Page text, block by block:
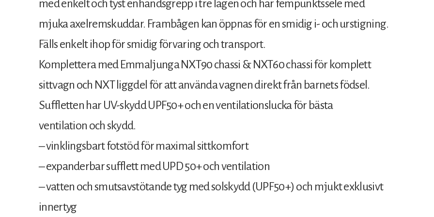
med enkelt och tyst enhandsgrepp i tre lägen och har fempunktssele med
mjuka axelremskuddar. Frambågen kan öppnas för en smidig i- och urstigning.
Fälls enkelt ihop för smidig förvaring och transport.
Komplettera med Emmaljunga NXT90 chassi & NXT60 chassi för komplett
sittvagn och NXT liggdel för att använda vagnen direkt från barnets födsel.
Suffletten har UV-skydd UPF50+ och en ventilationslucka för bästa
ventilation och skydd.
– vinklingsbart fotstöd för maximal sittkomfort
– expanderbar sufflett med UPD 50+ och ventilation
– vatten och smutsavstötande tyg med solskydd (UPF50+) och mjukt exklusivt
innertyg